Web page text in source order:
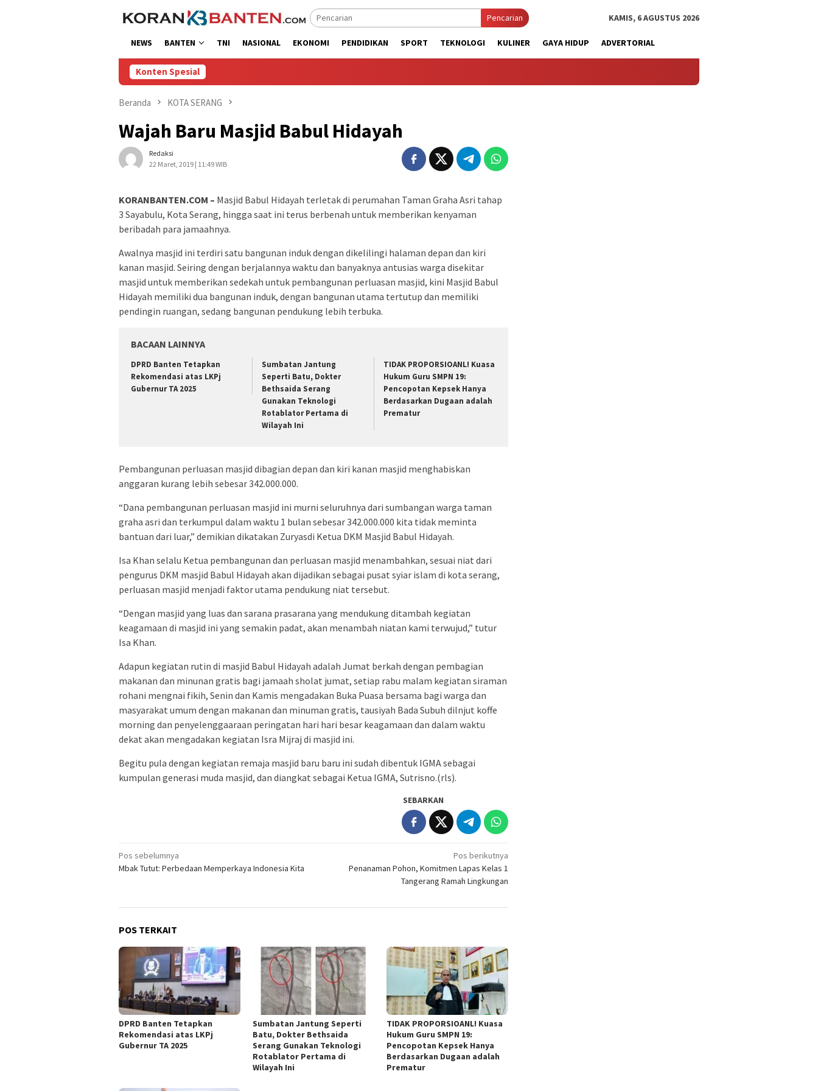
Pencarian KAMIS, 6 AGUSTUS 2026
NEWS BANTEN TNI NASIONAL EKONOMI PENDIDIKAN SPORT TEKNOLOGI KULINER GAYA HIDUP ADVERTORIAL
Konten Spesial
Beranda KOTA SERANG
Wajah Baru Masjid Babul Hidayah
Redaksi
22 Maret, 2019 | 11:49 WIB
KORANBANTEN.COM – Masjid Babul Hidayah terletak di perumahan Taman Graha Asri tahap
3 Sayabulu, Kota Serang, hingga saat ini terus berbenah untuk memberikan kenyaman
beribadah para jamaahnya.
Awalnya masjid ini terdiri satu bangunan induk dengan dikelilingi halaman depan dan kiri
kanan masjid. Seiring dengan berjalannya waktu dan banyaknya antusias warga disekitar
masjid untuk memberikan sedekah untuk pembangunan perluasan masjid, kini Masjid Babul
Hidayah memiliki dua bangunan induk, dengan bangunan utama tertutup dan memiliki
pendingin ruangan, sedang bangunan pendukung lebih terbuka.
BACAAN LAINNYA
DPRD Banten Tetapkan
Rekomendasi atas LKPj
Gubernur TA 2025
Sumbatan Jantung
Seperti Batu, Dokter
Bethsaida Serang
Gunakan Teknologi
Rotablator Pertama di
Wilayah Ini
TIDAK PROPORSIOANL! Kuasa
Hukum Guru SMPN 19:
Pencopotan Kepsek Hanya
Berdasarkan Dugaan adalah
Prematur
Pembangunan perluasan masjid dibagian depan dan kiri kanan masjid menghabiskan
anggaran kurang lebih sebesar 342.000.000.
“Dana pembangunan perluasan masjid ini murni seluruhnya dari sumbangan warga taman
graha asri dan terkumpul dalam waktu 1 bulan sebesar 342.000.000 kita tidak meminta
bantuan dari luar,” demikian dikatakan Zuryasdi Ketua DKM Masjid Babul Hidayah.
Isa Khan selalu Ketua pembangunan dan perluasan masjid menambahkan, sesuai niat dari
pengurus DKM masjid Babul Hidayah akan dijadikan sebagai pusat syiar islam di kota serang,
perluasan masjid menjadi faktor utama pendukung niat tersebut.
“Dengan masjid yang luas dan sarana prasarana yang mendukung ditambah kegiatan
keagamaan di masjid ini yang semakin padat, akan menambah niatan kami terwujud,” tutur
Isa Khan.
Adapun kegiatan rutin di masjid Babul Hidayah adalah Jumat berkah dengan pembagian
makanan dan minunan gratis bagi jamaah sholat jumat, setiap rabu malam kegiatan siraman
rohani mengnai fikih, Senin dan Kamis mengadakan Buka Puasa bersama bagi warga dan
masyarakat umum dengan makanan dan minuman gratis, tausiyah Bada Subuh dilnjut koffe
morning dan penyelenggaaraan peringatan hari hari besar keagamaan dan dalam waktu
dekat akan mengadakan kegiatan Isra Mijraj di masjid ini.
Begitu pula dengan kegiatan remaja masjid baru baru ini sudah dibentuk IGMA sebagai
kumpulan generasi muda masjid, dan diangkat sebagai Ketua IGMA, Sutrisno.(rls).
SEBARKAN
Navigasi
pos
Pos sebelumnya
Mbak Tutut: Perbedaan Memperkaya Indonesia Kita
Pos berikutnya
Penanaman Pohon, Komitmen Lapas Kelas 1
Tangerang Ramah Lingkungan
POS TERKAIT
DPRD Banten Tetapkan
Rekomendasi atas LKPj
Gubernur TA 2025
Sumbatan Jantung Seperti
Batu, Dokter Bethsaida
Serang Gunakan Teknologi
Rotablator Pertama di
Wilayah Ini
TIDAK PROPORSIOANL! Kuasa
Hukum Guru SMPN 19:
Pencopotan Kepsek Hanya
Berdasarkan Dugaan adalah
Prematur